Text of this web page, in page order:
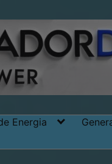
Energia